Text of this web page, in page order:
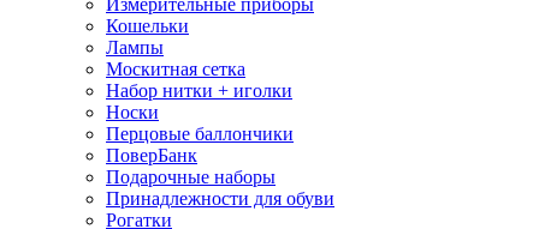
Измерительные приборы
Кошельки
Лампы
Москитная сетка
Набор нитки + иголки
Носки
Перцовые баллончики
ПоверБанк
Подарочные наборы
Принадлежности для обуви
Рогатки